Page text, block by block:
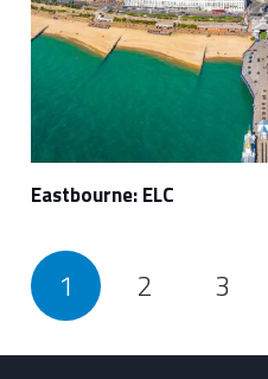
Eastbourne: ELC
1 2 3